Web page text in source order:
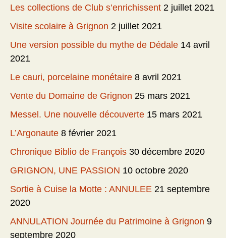
Les collections de Club s’enrichissent 2 juillet 2021
Visite scolaire à Grignon 2 juillet 2021
Une version possible du mythe de Dédale 14 avril
2021
Le cauri, porcelaine monétaire 8 avril 2021
Vente du Domaine de Grignon 25 mars 2021
Messel. Une nouvelle découverte 15 mars 2021
L’Argonaute 8 février 2021
Chronique Biblio de François 30 décembre 2020
GRIGNON, UNE PASSION 10 octobre 2020
Sortie à Cuise la Motte : ANNULEE 21 septembre
2020
ANNULATION Journée du Patrimoine à Grignon 9
septembre 2020